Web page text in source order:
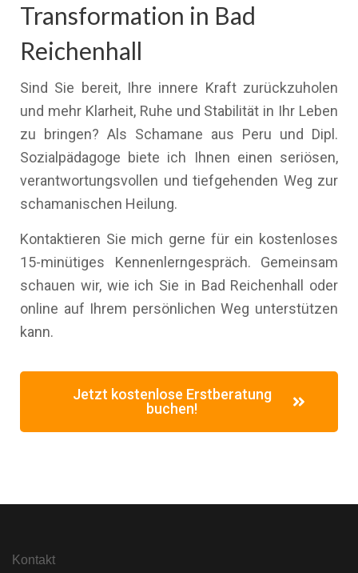
Transformation in Bad
Reichenhall
Sind Sie bereit, Ihre innere Kraft zurückzuholen
und mehr Klarheit, Ruhe und Stabilität in Ihr Leben
zu bringen? Als Schamane aus Peru und Dipl.
Sozialpädagoge biete ich Ihnen einen seriösen,
verantwortungsvollen und tiefgehenden Weg zur
schamanischen Heilung.
Kontaktieren Sie mich gerne für ein kostenloses
15-minütiges Kennenlerngespräch. Gemeinsam
schauen wir, wie ich Sie in Bad Reichenhall oder
online auf Ihrem persönlichen Weg unterstützen
kann.
Jetzt kostenlose Erstberatung
buchen!
Kontakt